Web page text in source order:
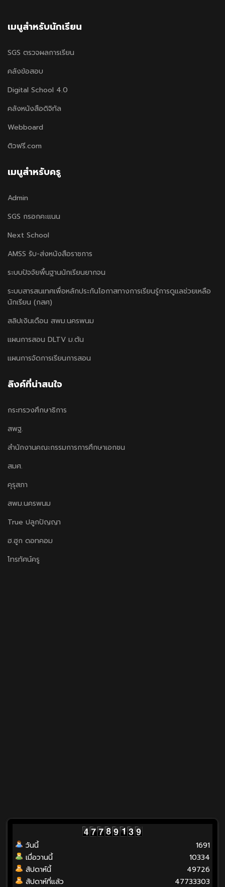
เมนูสำหรับนักเรียน
SGS ตรวจผลการเรียน
คลังข้อสอบ
Digital School 4.0
คลังหนังสือดิจิทัล
Webboard
ติวฟรี.com
เมนูสำหรับครู
Admin
SGS กรอกคะแนน
Next School
AMSS รับ-ส่งหนังสือราชการ
ระบบปัจจัยพื้นฐานนักเรียนยากจน
ระบบสารสนเทศเพื่อหลักประกันโอกาสทางการเรียนรู้การดูแลช่วยเหลือ
นักเรียน (กสศ)
สลิปเงินเดือน สพม.นครพนม
แผนการสอน DLTV ม.ต้น
แผนการจัดการเรียนการสอน
ลิงค์ที่น่าสนใจ
กระทรวงศึกษาธิการ
สพฐ.
สำนักงานคณะกรรมการการศึกษาเอกชน
สมศ.
คุรุสภา
สพม.นครพนม
True ปลูกปัญญา
ฮ.ฮูก ดอทคอม
โทรทัศน์ครู
วันนี้
เมื่อวานนี้
สัปดาห์นี้
สัปดาห์ที่แล้ว
1691
10334
49726
47733303